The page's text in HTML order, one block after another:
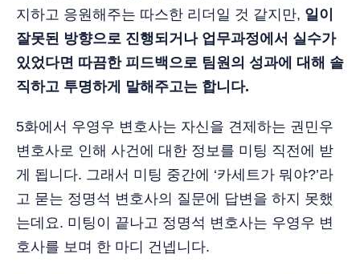
지하고 응원해주는 따스한 리더일 것 같지만, 일이
잘못된 방향으로 진행되거나 업무과정에서 실수가
있었다면 따끔한 피드백으로 팀원의 성과에 대해 솔
직하고 투명하게 말해주고는 합니다.
5화에서 우영우 변호사는 자신을 견제하는 권민우
변호사로 인해 사건에 대한 정보를 미팅 직전에 받
게 됩니다. 그래서 미팅 중간에 ‘카세트가 뭐야?’라
고 묻는 정명석 변호사의 질문에 답변을 하지 못했
는데요. 미팅이 끝나고 정명석 변호사는 우영우 변
호사를 보며 한 마디 건넵니다.